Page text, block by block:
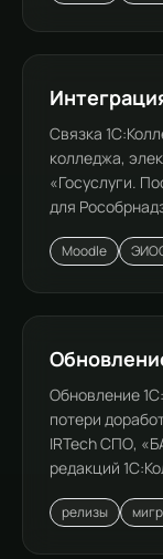
Связка
колледжа,
«Госуслуги.
для
Moodle
Обновление
потери
IRTech СПО,
редакций
релизы